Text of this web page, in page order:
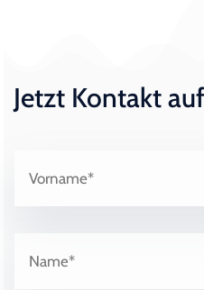
Jetzt Kontakt